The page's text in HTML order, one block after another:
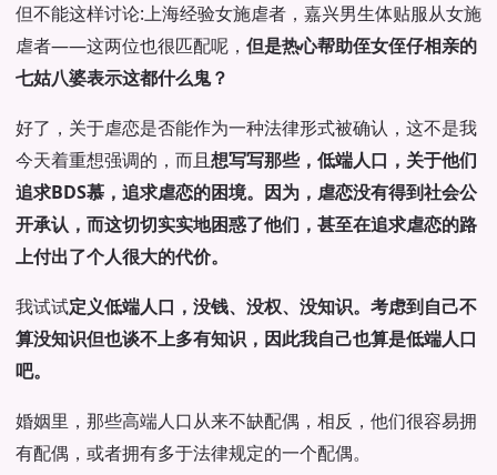
但不能这样讨论:上海经验女施虐者，嘉兴男生体贴服从女施
虐者——这两位也很匹配呢， 但是热心帮助侄女侄仔相亲的
七姑八婆表示这都什么鬼？
好了，关于虐恋是否能作为一种法律形式被确认，这不是我
今天着重想强调的，而且想写写那些，低端人口，关于他们
追求BDS慕，追求虐恋的困境。因为，虐恋没有得到社会公
开承认，而这切切实实地困惑了他们，甚至在追求虐恋的路
上付出了个人很大的代价。
我试试定义低端人口，没钱、没权、没知识。考虑到自己不
算没知识但也谈不上多有知识，因此我自己也算是低端人口
吧。
婚姻里，那些高端人口从来不缺配偶，相反，他们很容易拥
有配偶，或者拥有多于法律规定的一个配偶。